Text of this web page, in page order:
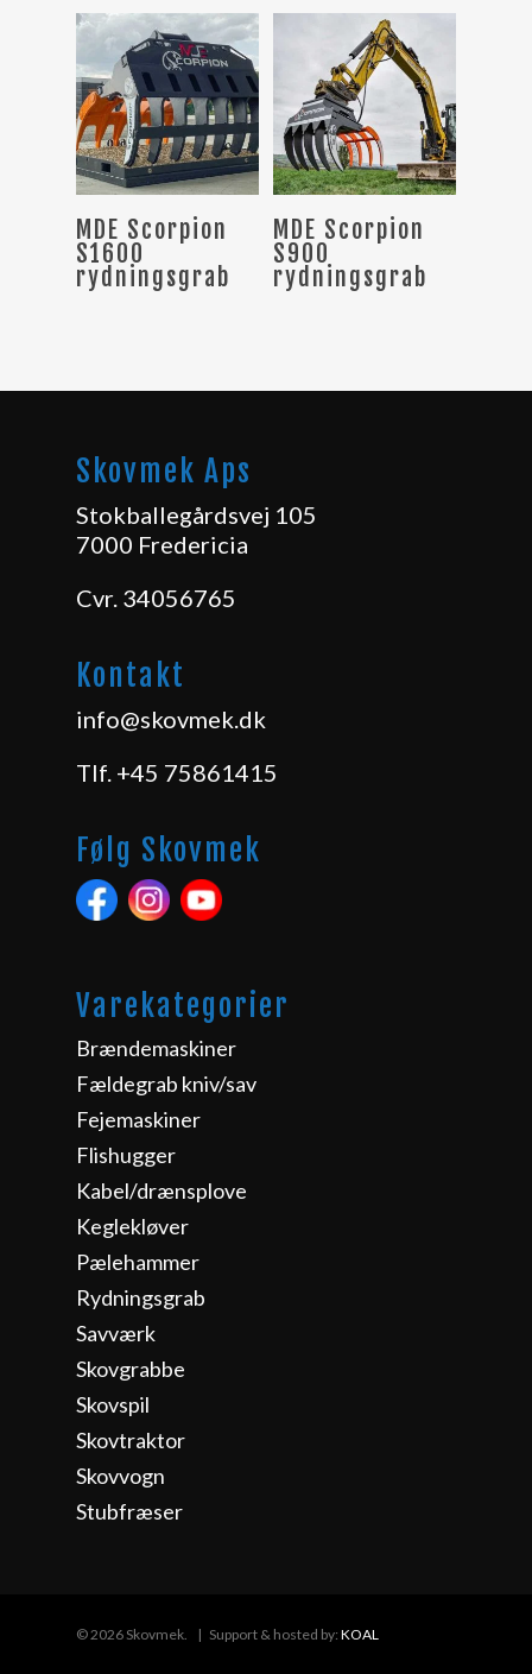
Læs Mere
MDE Scorpion
S1600
rydningsgrab
Læs Mere
MDE Scorpion
S900
rydningsgrab
Skovmek Aps
Stokballegårdsvej 105
7000 Fredericia
Cvr. 34056765
Kontakt
info@skovmek.dk
Tlf. +45 75861415
Følg Skovmek
Varekategorier
Brændemaskiner
Fældegrab kniv/sav
Fejemaskiner
Flishugger
Kabel/drænsplove
Keglekløver
Pælehammer
Rydningsgrab
Savværk
Skovgrabbe
Skovspil
Skovtraktor
Skovvogn
Stubfræser
© 2026 Skovmek. | Support & hosted by: KOAL